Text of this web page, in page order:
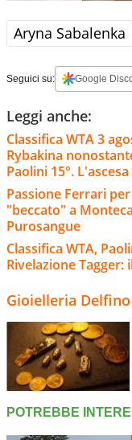
Aryna Sabalenka
Seguici su: Google
Leggi anche:
Classifica WTA 3
Rybakina
Paolini 15°. L'ascesa
Passione Ferrari
"beccato" a
Purosangue
Classifica WTA,
Rivelazione Tagger:
Gioielleria Delfino